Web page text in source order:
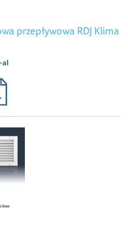
przepływowa RDJ Klima
al